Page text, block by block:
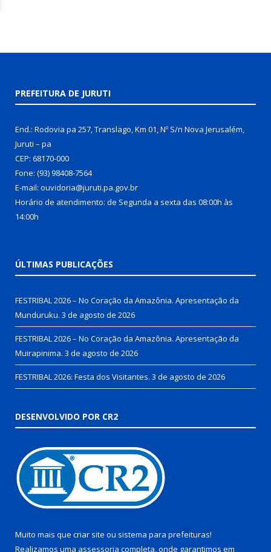
PREFEITURA DE JURUTI
End.: Rodovia pa 257, Translago, Km 01, Nº S/n Nova Jerusalém,
Juruti – pa
CEP: 68170-000
Fone: (93) 98408-7564
E-mail: ouvidoria@juruti.pa.gov.br
Horário de atendimento: de Segunda a sexta das 08:00h às
14:00h
ÚLTIMAS PUBLICAÇÕES
FESTRIBAL 2026 – No Coração da Amazônia. Apresentação da
Munduruku. 3 de agosto de 2026
FESTRIBAL 2026 – No Coração da Amazônia. Apresentação da
Muirapinima. 3 de agosto de 2026
FESTRIBAL 2026: Festa dos Visitantes. 3 de agosto de 2026
DESENVOLVIDO POR CR2
Muito mais que criar site ou sistema para prefeituras!
Realizamos uma assessoria completa, onde garantimos em